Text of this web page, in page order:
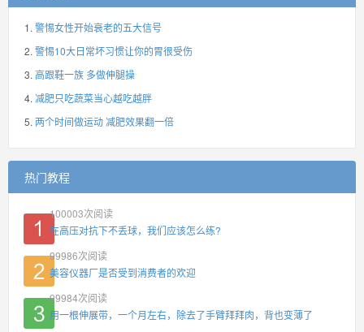
警惕女性开始衰老的五大信号
警惕10大日常坏习惯让你的胃很受伤
高跟鞋一族 多做伸腿操
减肥只吃蔬菜当心越吃越胖
两个时间做运动 减肥效果翻一倍
热门教程
100003次阅读
在高压对抗下不丢球，我们应该怎么练?
99986次阅读
美容仪器厂是否受到消费者的欢迎
99984次阅读
用一根伸展带，一个月左右，除去了手臂拜拜肉，背也变薄了